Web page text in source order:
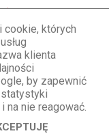
9.07.2018, 15:30
których
klienta
by zapewnić
statystyki
na nie reagować.